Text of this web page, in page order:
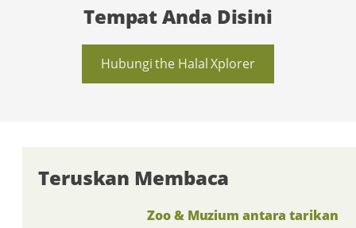
Teruskan Membaca
Zoo & Muzium antara tarikan
Tempat Anda Disini
Hubungi the Halal Xplorer